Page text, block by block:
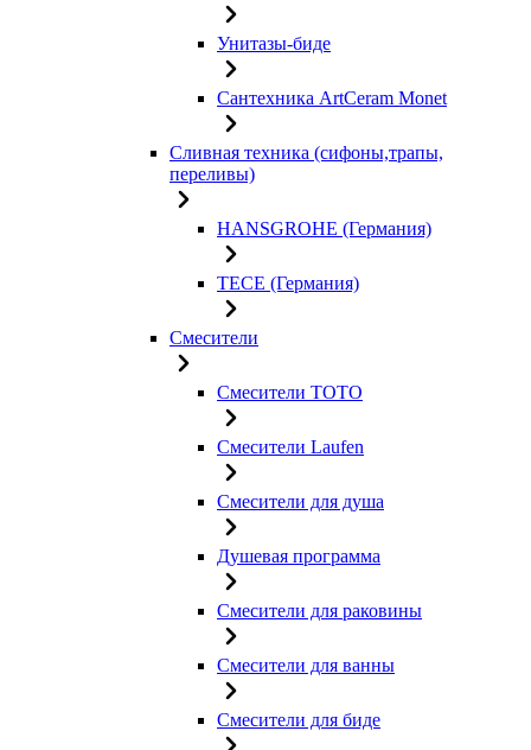
Унитазы-биде
Сантехника ArtCeram Monet
Сливная техника (сифоны,трапы,
переливы)
HANSGROHE (Германия)
TECE (Германия)
Смесители
Смесители TOTO
Смесители Laufen
Смесители для душа
Душевая программа
Смесители для раковины
Смесители для ванны
Смесители для биде